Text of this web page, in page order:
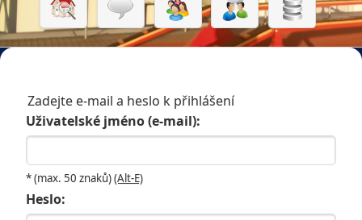
Zadejte e-mail a heslo k přihlášení
Uživatelské jméno (e-mail):
* (max. 50 znaků)(Alt-E)
Heslo: